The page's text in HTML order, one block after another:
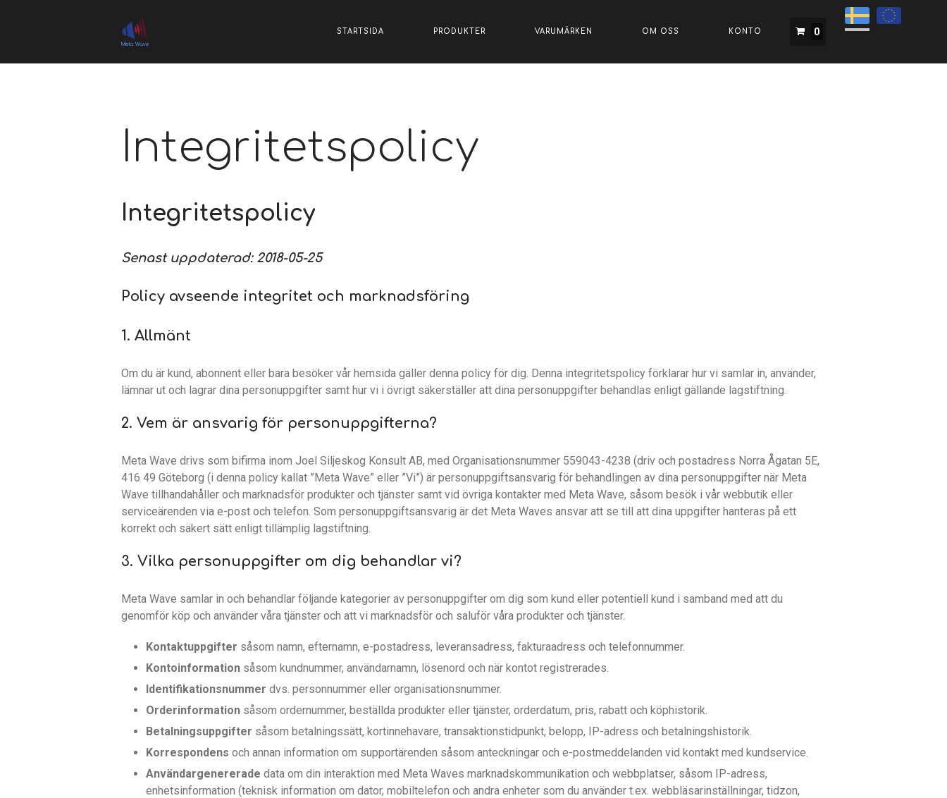
STARTSIDA PRODUKTER VARUMÄRKEN OM OSS KONTO 0
Integritetspolicy
Integritetspolicy
Senast uppdaterad: 2018-05-25
Policy avseende integritet och marknadsföring
1. Allmänt
Om du är kund, abonnent eller bara besöker vår hemsida gäller denna policy för dig. Denna integritetspolicy förklarar hur vi samlar in, använder,
lämnar ut och lagrar dina personuppgifter samt hur vi i övrigt säkerställer att dina personuppgifter behandlas enligt gällande lagstiftning.
2. Vem är ansvarig för personuppgifterna?
Meta Wave drivs som bifirma inom Joel Siljeskog Konsult AB, med Organisationsnummer 559043-4238 (driv och postadress Norra Ågatan 5E,
416 49 Göteborg (i denna policy kallat ”Meta Wave” eller ”Vi”) är personuppgiftsansvarig för behandlingen av dina personuppgifter när Meta
Wave tillhandahåller och marknadsför produkter och tjänster samt vid övriga kontakter med Meta Wave, såsom besök i vår webbutik eller
serviceärenden via e-post och telefon. Som personuppgiftsansvarig är det Meta Waves ansvar att se till att dina uppgifter hanteras på ett
korrekt och säkert sätt enligt tillämplig lagstiftning.
3. Vilka personuppgifter om dig behandlar vi?
Meta Wave samlar in och behandlar följande kategorier av personuppgifter om dig som kund eller potentiell kund i samband med att du
genomför köp och använder våra tjänster och att vi marknadsför och saluför våra produkter och tjänster.
Kontaktuppgifter såsom namn, efternamn, e-postadress, leveransadress, fakturaadress och telefonnummer.
Kontoinformation såsom kundnummer, användarnamn, lösenord och när kontot registrerades.
Identifikationsnummer dvs. personnummer eller organisationsnummer.
Orderinformation såsom ordernummer, beställda produkter eller tjänster, orderdatum, pris, rabatt och köphistorik.
Betalningsuppgifter såsom betalningssätt, kortinnehavare, transaktionstidpunkt, belopp, IP-adress och betalningshistorik.
Korrespondens och annan information om supportärenden såsom anteckningar och e-postmeddelanden vid kontakt med kundservice.
Användargenererade data om din interaktion med Meta Waves marknadskommunikation och webbplatser, såsom IP-adress,
enhetsinformation (teknisk information om dator, mobiltelefon och andra enheter som du använder t.ex. webbläsarinställningar, tidzon,